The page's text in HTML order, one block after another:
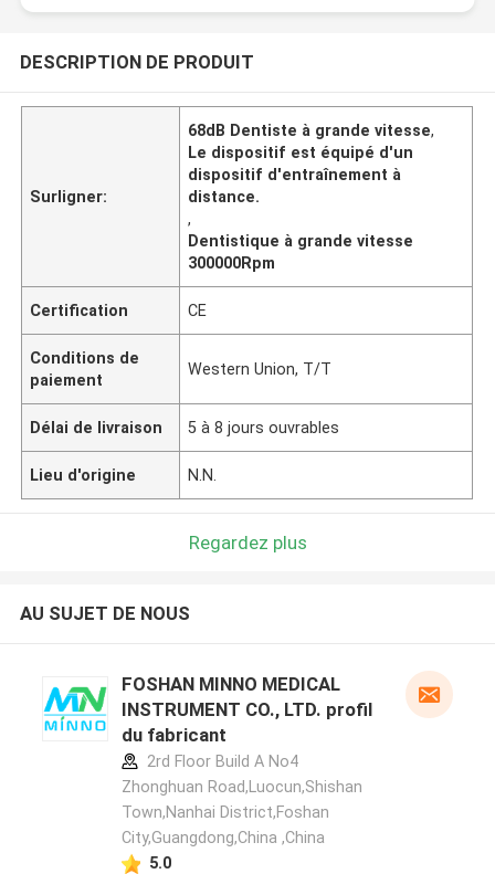
DESCRIPTION DE PRODUIT
Surligner:
68dB Dentiste à grande vitesse,
Le dispositif est équipé d'un
dispositif d'entraînement à
distance.
,
Dentistique à grande vitesse
300000Rpm
Certification CE
Conditions de
paiement
Western Union, T/T
Délai de livraison 5 à 8 jours ouvrables
Lieu d'origine N.N.
Regardez plus
AU SUJET DE NOUS
FOSHAN MINNO MEDICAL
INSTRUMENT CO., LTD. profil
du fabricant
2rd Floor Build A No4
Zhonghuan Road,Luocun,Shishan
Town,Nanhai District,Foshan
City,Guangdong,China ,China
5.0